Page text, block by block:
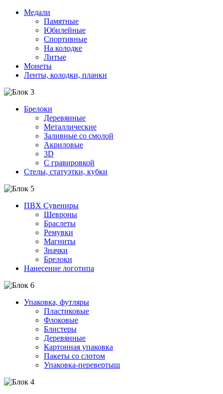
Медали
Памятные
Юбилейные
Спортивные
На колодке
Литые
Монеты
Ленты, колодки, планки
Брелоки
Деревянные
Металлические
Заливные со смолой
Акриловые
3D
C гравировкой
Стелы, статуэтки, кубки
ПВХ Сувениры
Шевроны
Браслеты
Ремувки
Магниты
Значки
Брелоки
Нанесение логотипа
Упаковка, футляры
Пластиковые
Флоковые
Блистеры
Деревянные
Картонная упаковка
Пакеты со слотом
Упаковка-перевертыш